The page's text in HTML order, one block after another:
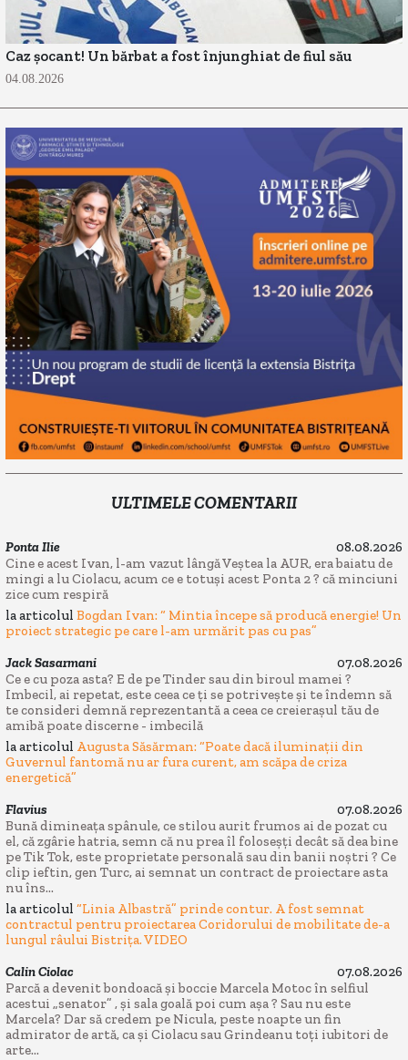
Caz șocant! Un bărbat a fost înjunghiat de fiul său
04.08.2026
ULTIMELE COMENTARII
Ponta Ilie
08.08.2026
Cine e acest Ivan, l-am vazut lângă Veștea la AUR, era baiatu de
mingi a lu Ciolacu, acum ce e totuși acest Ponta 2 ? că minciuni
zice cum respiră
la articolul Bogdan Ivan: “ Mintia începe să producă energie! Un
proiect strategic pe care l-am urmărit pas cu pas”
Jack Sasarmani
07.08.2026
Ce e cu poza asta? E de pe Tinder sau din biroul mamei ?
Imbecil, ai repetat, este ceea ce ți se potrivește și te îndemn să
te consideri demnă reprezentantă a ceea ce creierașul tău de
amibă poate discerne - imbecilă
la articolul Augusta Săsărman: “Poate dacă iluminații din
Guvernul fantomă nu ar fura curent, am scăpa de criza
energetică”
Flavius
07.08.2026
Bună dimineața spânule, ce stilou aurit frumos ai de pozat cu
el, că zgârie hatria, semn că nu prea îl foloseșți decât să dea bine
pe Tik Tok, este proprietate personală sau din banii noștri ? Ce
clip ieftin, gen Turc, ai semnat un contract de proiectare asta
nu îns...
la articolul “Linia Albastră” prinde contur. A fost semnat
contractul pentru proiectarea Coridorului de mobilitate de-a
lungul râului Bistrița. VIDEO
Calin Ciolac
07.08.2026
Parcă a devenit bondoacă și boccie Marcela Motoc în selfiul
acestui „senator” , și sala goală poi cum așa ? Sau nu este
Marcela? Dar să credem pe Nicula, peste noapte un fin
admirator de artă, ca și Ciolacu sau Grindeanu toți iubitori de
arte...